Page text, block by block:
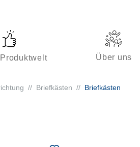
Produktwelt Über uns
// Briefkästen // Briefkästen